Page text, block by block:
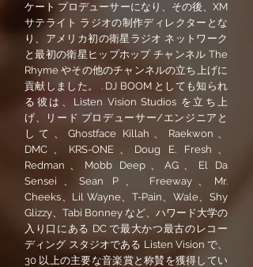
ケート プロデューサーになり、その後、XM
サテライト ラジオの制作ディレクターとな
り、アメリカ初の衛星ラジオ ネットワーク
と最初の衛星ヒップホップ チャンネル The
Rhyme やその他のチャンネルの立ち上げに
貢献しました。 . DJ BOOM としても知られ
る彼は、Listen Vision Studios を立ち上
げ、リード プロデューサー/エンジニアと
して、Ghostface Killah、Raekwon、
DMC、KRS-ONE、Doug E. Fresh、
Redman、Mobb Deep、AG、El Da
Sensei、Sean P、 Freeway、Mr.
Cheeks、Lil Wayne、T-Pain、Wale、Shy
Glizzy、Tabi Bonney など、ハワード大学の
入り口にある DC で最大かつ最古のレコー
ディング スタジオである Listen Vision で、
30 以上の主要な音楽賞と称賛を獲得してい